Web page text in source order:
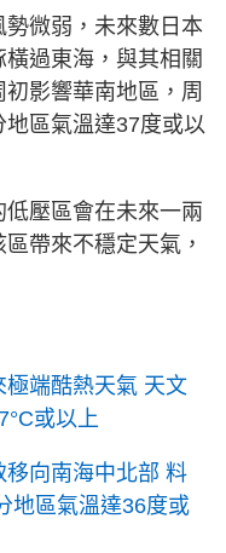
微弱，未來數日本
過東海，與其相關
影響華南地區，周
區氣溫達37度或以
壓區會在未來一兩
帶來不穩定天氣，
端酷熱天氣 天文
或以上
向南海中北部 料
地區氣溫達36度或